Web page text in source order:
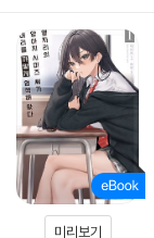
미리보기